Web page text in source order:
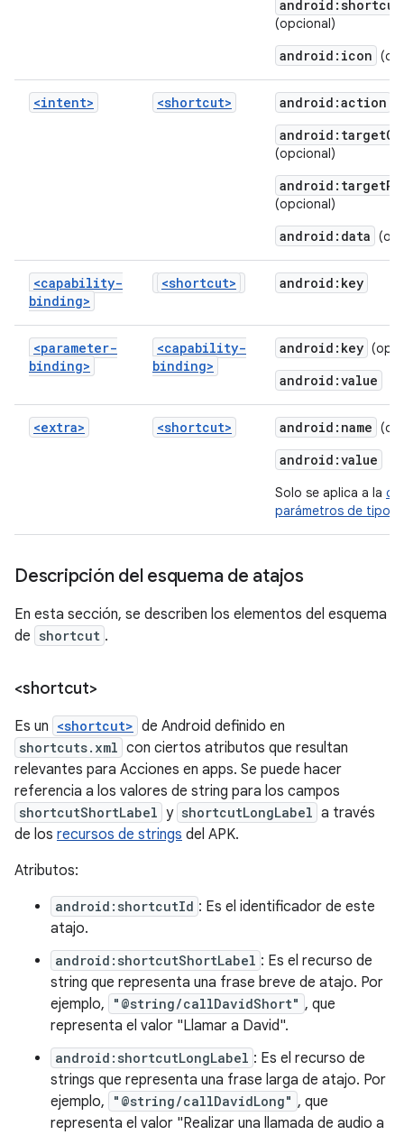
(opcional)
android:icon
<intent> <shortcut>
android:action
(opcional)
(opcional)
android:data
<capability-
binding>
<shortcut> android:key
<parameter-
binding>
<capability-
binding>
android:key
android:value
<extra> <shortcut> android:name
android:value
Solo se aplica a la
parámetros de tipo
Descripción del esquema de atajos
En esta sección, se describen los elementos del esquema
de shortcut .
<shortcut>
Es un <shortcut> de Android definido en
shortcuts.xml con ciertos atributos que resultan
relevantes para Acciones en apps. Se puede hacer
referencia a los valores de string para los campos
shortcutShortLabel y shortcutLongLabel a través
de los recursos de strings del APK.
Atributos:
android:shortcutId : Es el identificador de este
atajo.
android:shortcutShortLabel : Es el recurso de
string que representa una frase breve de atajo. Por
ejemplo,
"@string/callDavidShort" , que
representa el valor "Llamar a David".
android:shortcutLongLabel : Es el recurso de
strings que representa una frase larga de atajo. Por
ejemplo,
"@string/callDavidLong" , que
representa el valor "Realizar una llamada de audio a